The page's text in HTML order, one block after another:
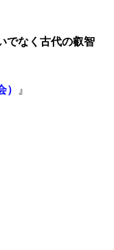
でなく古代の叡智
） 』